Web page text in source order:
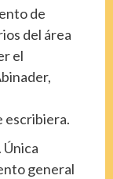
de
del área
el
escribiera.
general